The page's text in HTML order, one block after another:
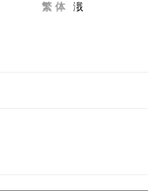
繁 体
涐